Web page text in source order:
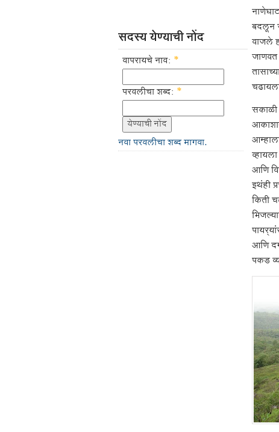
सदस्य येण्याची नोंद
वापरायचे नाव: *
परवलीचा शब्द: *
नवा परवलीचा शब्द मागवा.
बदलून
वाजले
जाणवत
सकाळी
आणि
इथंही
किती
आणि
पकड